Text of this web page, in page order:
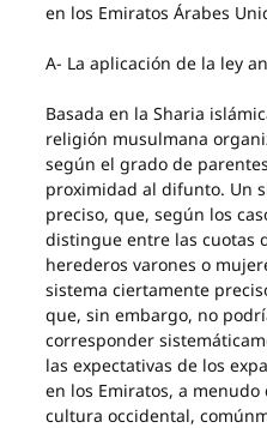
en los Emiratos Árabes
A- La aplicación de la ley
Basada en la Sharia
religión musulmana
según el grado de
proximidad al difunto. Un
preciso, que, según los
distingue entre las cuotas
herederos varones o
sistema ciertamente
que, sin embargo, no
corresponder
las expectativas de los
en los Emiratos, a menudo
cultura occidental,